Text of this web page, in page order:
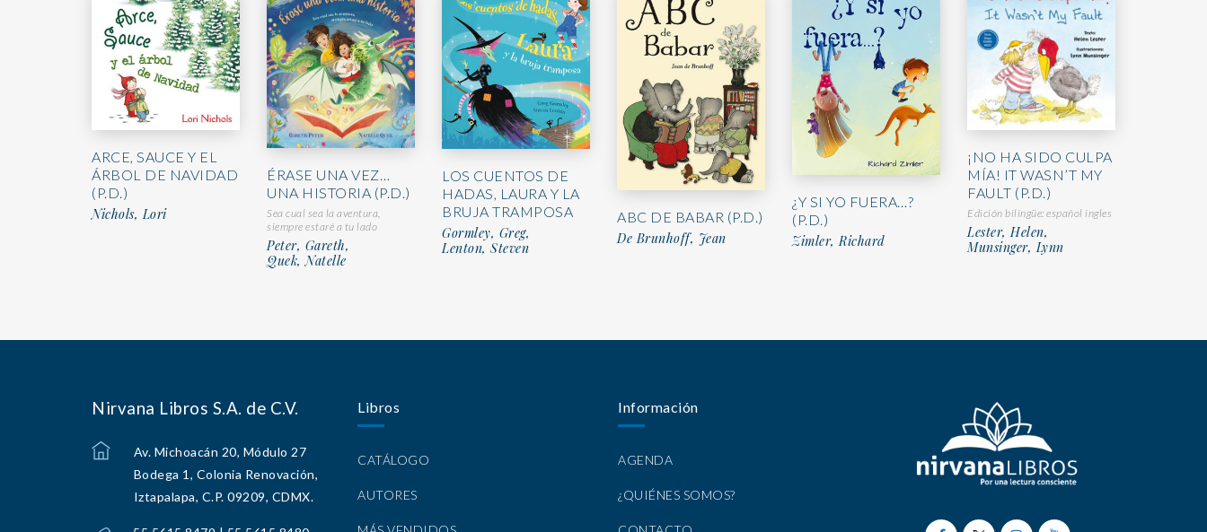
ARCE, SAUCE Y EL
ÁRBOL DE NAVIDAD
(P.D.)
Nichols, Lori
ÉRASE UNA VEZ…
UNA HISTORIA (P.D.)
Sea cual sea la aventura,
siempre estaré a tu lado
Peter, Gareth,
Quek, Natelle
LOS CUENTOS DE
HADAS, LAURA Y LA
BRUJA TRAMPOSA
Gormley, Greg,
Lenton, Steven
ABC DE BABAR (P.D.)
De Brunhoff, Jean
¿Y SI YO FUERA…?
(P.D.)
Zimler, Richard
¡NO HA SIDO CULPA
MÍA! IT WASN’T MY
FAULT (P.D.)
Edición bilingüe: español ingles
Lester, Helen,
Munsinger, Lynn
Nirvana Libros S.A. de C.V.
Av. Michoacán 20, Módulo 27
Bodega 1, Colonia Renovación,
Iztapalapa, C.P. 09209, CDMX.
Libros
CATÁLOGO
AUTORES
Información
AGENDA
¿QUIÉNES SOMOS?